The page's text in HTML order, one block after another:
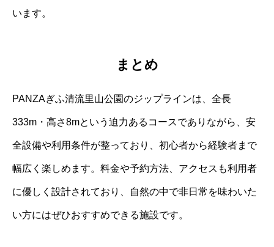
います。
まとめ
PANZAぎふ清流里山公園のジップラインは、全長
333m・高さ8mという迫力あるコースでありながら、安
全設備や利用条件が整っており、初心者から経験者まで
幅広く楽しめます。料金や予約方法、アクセスも利用者
に優しく設計されており、自然の中で非日常を味わいた
い方にはぜひおすすめできる施設です。